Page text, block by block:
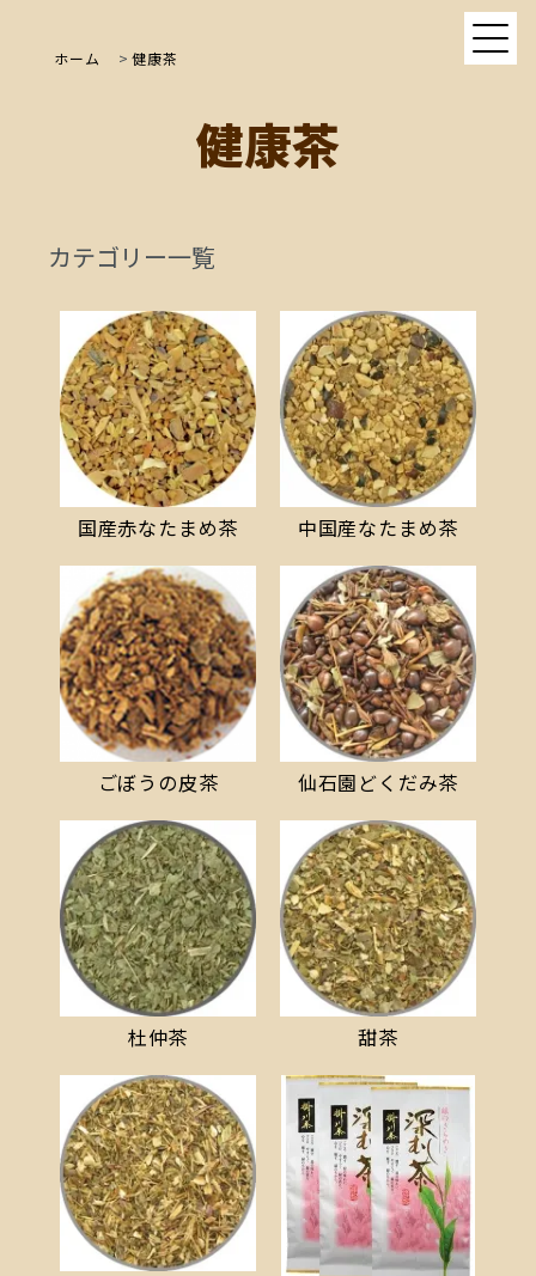
ホーム >健康茶
健康茶
カテゴリー一覧
国産赤なたまめ茶 中国産なたまめ茶
ごぼうの皮茶 仙石園どくだみ茶
杜仲茶 甜茶